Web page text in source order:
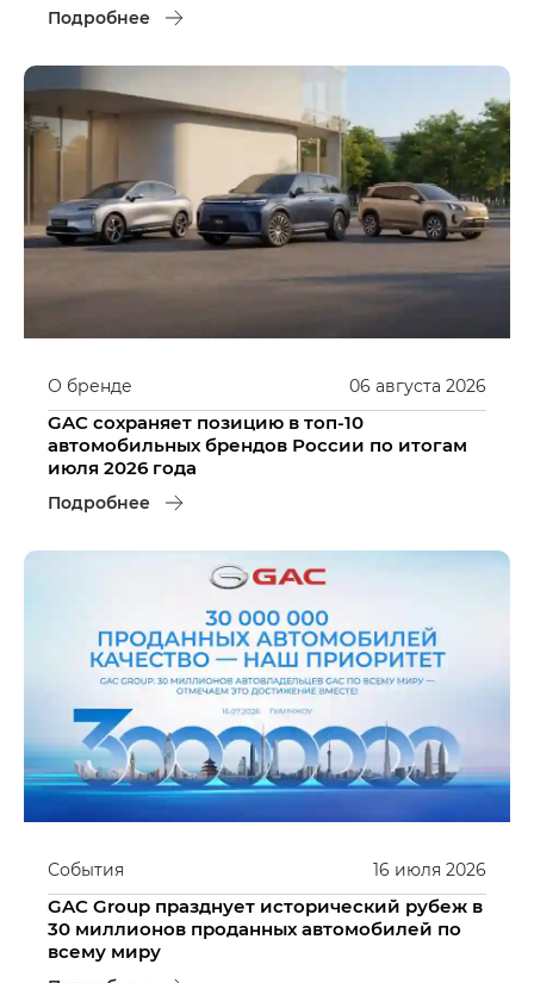
Подробнее
06 августа 2026
О бренде
GAC сохраняет позицию в топ-10
автомобильных брендов России по итогам
июля 2026 года
Подробнее
16 июля 2026
События
GAC Group празднует исторический рубеж в
30 миллионов проданных автомобилей по
всему миру